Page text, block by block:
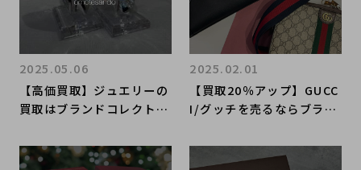
【高価買取】ジュエリーの
買取はブランドコレクト表
い！お買取り品のご紹介で
す！
2025.05.06
【買取20％アップ】GUCC
I/グッチを売るならブラン
へ！お得な買取キャンペー
ン開催！
2025.02.01